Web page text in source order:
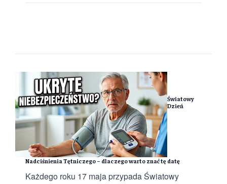
Światowy
Dzień
Nadciśnienia Tętniczego – dlaczego warto znać tę datę
Każdego roku 17 maja przypada Światowy